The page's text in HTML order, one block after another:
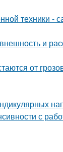
техники -
и
от
с